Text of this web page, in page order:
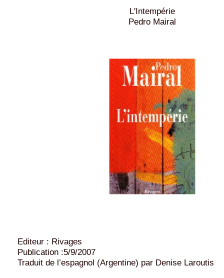
L'Intempérie
Pedro Mairal
Editeur : Rivages
Publication :5/9/2007
Traduit de l’espagnol (Argentine) par Denise Laroutis